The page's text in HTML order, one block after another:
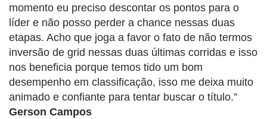
momento eu preciso descontar os pontos para o
líder e não posso perder a chance nessas duas
etapas. Acho que joga a favor o fato de não termos
inversão de grid nessas duas últimas corridas e isso
nos beneficia porque temos tido um bom
desempenho em classificação, isso me deixa muito
animado e confiante para tentar buscar o título.”
Gerson Campos